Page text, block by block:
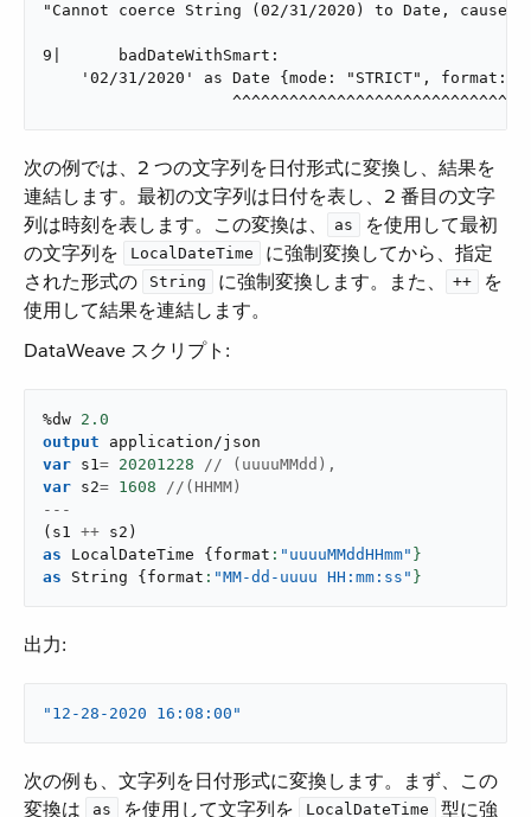
"Cannot coerce String (02/31/2020) to Date,
9| 	badDateWithSmart:
'02/31/2020' as Date {mode: "STRICT", format:
次の例では、2 つの文字列を日付形式に変換し、結果を
連結します。最初の文字列は日付を表し、2 番目の文字
列は時刻を表します。この変換は、​
as
​ を使用して最初
の文字列を ​
LocalDateTime
​ に強制変換してから、指定
された形式の ​
String ​ に強制変換します。また、​ ++
​ を
使用して結果を連結します。
DataWeave スクリプト:
%dw 2.0
output
application/json
var s1= 20201228 // (uuuuMMdd),
var s2= 1608 //(HHMM)
---
( s1 ++ s2 )
as LocalDateTime { format : "uuuuMMddHHmm" }
as String { format : "MM-dd-uuuu HH:mm:ss" }
出力:
"12-28-2020 16:08:00"
次の例も、文字列を日付形式に変換します。まず、この
変換は ​
as ​ を使用して文字列を ​ LocalDateTime
​ 型に強